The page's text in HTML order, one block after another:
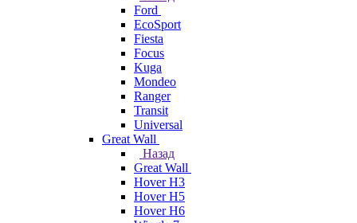
Ford
EcoSport
Fiesta
Focus
Kuga
Mondeo
Ranger
Transit
Universal
Great Wall
Назад
Great Wall
Hover H3
Hover H5
Hover H6